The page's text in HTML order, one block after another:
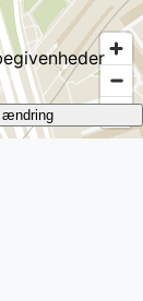
ændring